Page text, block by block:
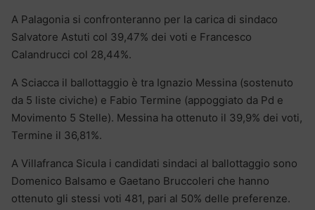
A Palagonia si confronteranno per la carica di sindaco
Salvatore Astuti col 39,47% dei voti e Francesco
Calandrucci col 28,44%.
A Sciacca il ballottaggio è tra Ignazio Messina (sostenuto
da 5 liste civiche) e Fabio Termine (appoggiato da Pd e
Movimento 5 Stelle). Messina ha ottenuto il 39,9% dei voti,
Termine il 36,81%.
A Villafranca Sicula i candidati sindaci al ballottaggio sono
Domenico Balsamo e Gaetano Bruccoleri che hanno
ottenuto gli stessi voti 481, pari al 50% delle preferenze.